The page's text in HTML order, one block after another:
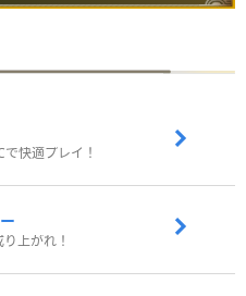
快適プレイ！
上がれ！